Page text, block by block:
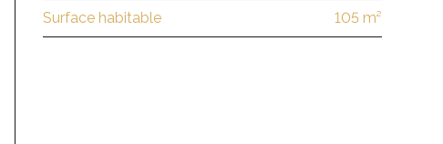
Surface habitable 105 m²